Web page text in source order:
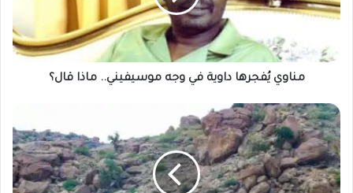
موسيفيني..
مناوي يُفجرها داوية في وجه موسيفيني.. ماذا قال؟
انفلات
أمني
خطير
في
الفاو